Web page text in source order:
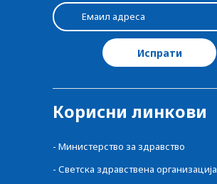
Корисни линкови
- Министерство за здравство
- Светска здравствена организација